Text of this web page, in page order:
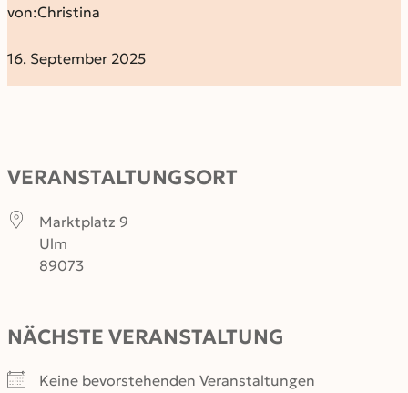
von:Christina
16. September 2025
VERANSTALTUNGSORT
Marktplatz 9
Ulm
89073
NÄCHSTE VERANSTALTUNG
Keine bevorstehenden Veranstaltungen